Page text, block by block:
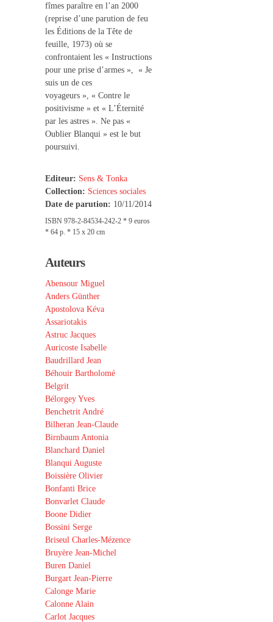
fîmes paraître en l’an 2000
(reprise d’une parution de feu
les Éditions de la Tête de
feuille, 1973) où se
confrontaient les « Instructions
pour une prise d’armes » « Je
suis un de ces
voyageurs » « Contre le
positivisme » et « L’Éternité
par les astres » . Ne pas «
Oublier Blanqui » est le but
poursuivi.
Editeur: Sens & Tonka
Collection: Sciences sociales
Date de parution: 10/11/2014
ISBN 978-2-84534-242-2 * 9 euros
* 64 p. * 15 x 20 cm
Auteurs
Abensour Miguel
Anders Günther
Apostolova Kéva
Assariotakis
Astruc Jacques
Auricoste Isabelle
Baudrillard Jean
Béhouir Bartholomé
Belgrit
Bélorgey Yves
Benchetrit André
Bilheran Jean-Claude
Birnbaum Antonia
Blanchard Daniel
Blanqui Auguste
Boissière Olivier
Bonfanti Brice
Bonvarlet Claude
Boone Didier
Bossini Serge
Briseul Charles-Mézence
Bruyère Jean-Michel
Buren Daniel
Burgart Jean-Pierre
Calonge Marie
Calonne Alain
Carlot Jacques